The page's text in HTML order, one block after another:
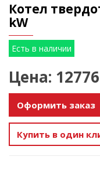
Котел
kW
Есть в наличии
Цена:
Оформить заказ
Купить в один